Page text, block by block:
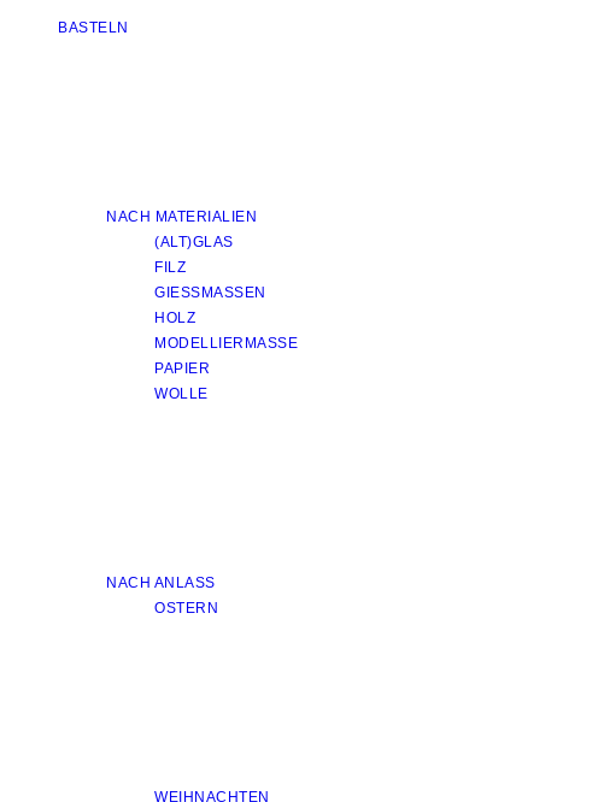
BASTELN
NACH MATERIALIEN
(ALT)GLAS
FILZ
GIESSMASSEN
HOLZ
MODELLIERMASSE
PAPIER
WOLLE
NACH ANLASS
OSTERN
WEIHNACHTEN